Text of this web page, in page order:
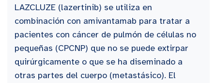
LAZCLUZE (lazertinib) se utiliza en
combinación con amivantamab para tratar a
pacientes con cáncer de pulmón de células no
pequeñas (CPCNP) que no se puede extirpar
quirúrgicamente o que se ha diseminado a
otras partes del cuerpo (metastásico). El